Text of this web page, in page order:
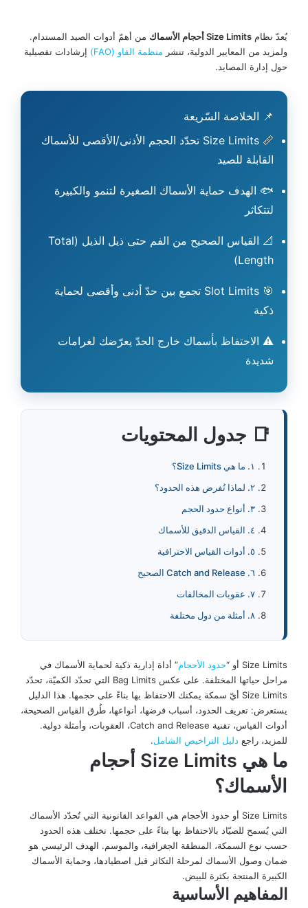
يُعدّ نظام Size Limits أحجام الأسماك
من أهمّ أدوات الصيد المستدام.
ولمزيد من المعايير الدولية، تنشر منظمة الفاو (FAO)
إرشادات تفصيلية
حول إدارة المصايد.
📌 الخلاصة السّريعة
📏 Size Limits تحدّد الحجم الأدنى/الأقصى للأسماك
القابلة للصيد
🐟 الهدف حماية الأسماك الصغيرة لتنمو والكبيرة
لتتكاثر
📐 القياس الصحيح من الفم حتى ذيل الذيل (Total
Length)
🎯 Slot Limits تجمع بين حدّ أدنى وأقصى لحماية
ذكية
⚠️ الاحتفاظ بأسماك خارج الحدّ يعرّضك لغرامات
شديدة
📑 جدول المحتويات
١. ما هي Size Limits؟
٢. لماذا تُفرض هذه الحدود؟
٣. أنواع حدود الحجم
٤. القياس الدقيق للأسماك
٥. أدوات القياس الاحترافية
٦. Catch and Release الصحيح
٧. عقوبات المخالفات
٨. أمثلة من دول مختلفة
Size Limits أو “ حدود الأحجام” أداة إدارية ذكية لحماية الأسماك في
مراحل حياتها المختلفة. على عكس Bag Limits التي تحدّد الكميّة، تحدّد
Size Limits أيّ سمكة يمكنك الاحتفاظ بها بناءً على حجمها. هذا الدليل
يستعرض: تعريف الحدود، أسباب فرضها، أنواعها، طُرق القياس الصحيحة،
أدوات القياس، تقنية Catch and Release، العقوبات، وأمثلة دولية.
للمزيد، راجع دليل التراخيص الشامل.
ما هي Size Limits أحجام
الأسماك؟
Size Limits أو حدود الأحجام هي القواعد القانونية التي تُحدّد الأسماك
التي يُسمح للصيّاد بالاحتفاظ بها بناءً على حجمها. تختلف هذه الحدود
حسب نوع السمكة، المنطقة الجغرافية، والموسم. الهدف الرئيسي هو
ضمان وصول الأسماك لمرحلة التكاثر قبل اصطيادها، وحماية الأسماك
الكبيرة المنتجة بكثرة للبيض.
المفاهيم الأساسية